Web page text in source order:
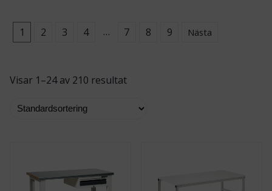
1 2 3 4 … 7 8 9 Nästa
Visar 1–24 av 210 resultat